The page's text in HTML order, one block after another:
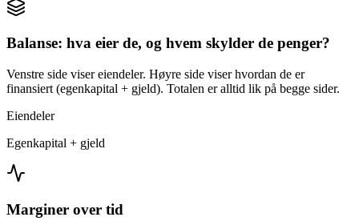
Balanse: hva eier de, og hvem skylder de penger?
Venstre side viser eiendeler. Høyre side viser hvordan de er
finansiert (egenkapital + gjeld). Totalen er alltid lik på begge sider.
Eiendeler
Egenkapital + gjeld
Marginer over tid